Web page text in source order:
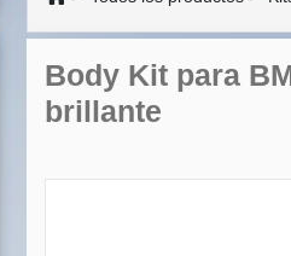
Body Kit para
brillante